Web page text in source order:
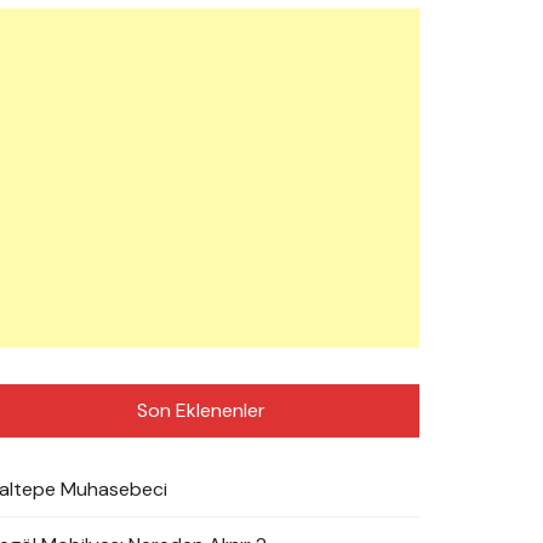
Son Eklenenler
Muhasebeci